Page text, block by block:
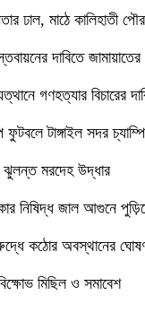
ঢাল, মাঠে কালিহাতী
দাবিতে
গণহত্যার বিচারের
টাঙ্গাইল সদর
ঝুলন্ত মরদেহ উদ্ধার
নিষিদ্ধ জাল আগুনে
কঠোর অবস্থানের
মিছিল ও সমাবেশ